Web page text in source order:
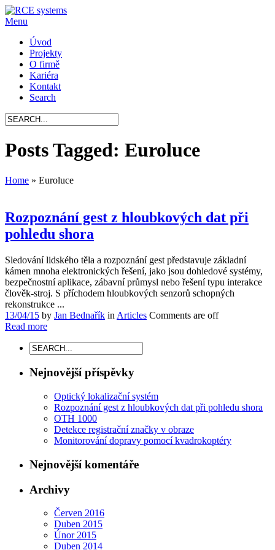
Menu
Úvod
Projekty
O firmě
Kariéra
Kontakt
Search
Posts Tagged: Euroluce
Home » Euroluce
Rozpoznání gest z hloubkových dat při
pohledu shora
Sledování lidského těla a rozpoznání gest představuje základní
kámen mnoha elektronických řešení, jako jsou dohledové systémy,
bezpečnostní aplikace, zábavní průmysl nebo řešení typu interakce
člověk-stroj. S příchodem hloubkových senzorů schopných
rekonstrukce ...
13/04/15 by Jan Bednařík in Articles Comments are off
Read more
Nejnovější příspěvky
Optický lokalizační systém
Rozpoznání gest z hloubkových dat při pohledu shora
OTH 1000
Detekce registrační značky v obraze
Monitorování dopravy pomocí kvadrokoptéry
Nejnovější komentáře
Archivy
Červen 2016
Duben 2015
Únor 2015
Duben 2014